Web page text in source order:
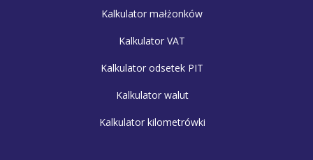
Kalkulator małżonków
Kalkulator VAT
Kalkulator odsetek PIT
Kalkulator walut
Kalkulator kilometrówki